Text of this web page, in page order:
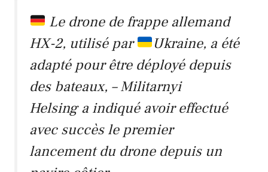
Le drone de frappe allemand
HX-2, utilisé par
Ukraine, a été
adapté pour être déployé depuis
des bateaux, – Militarnyi
Helsing a indiqué avoir effectué
avec succès le premier
lancement du drone depuis un